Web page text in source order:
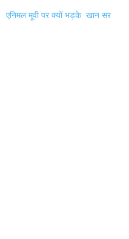
एनिमल मूवी पर क्यों भड़के खान सर